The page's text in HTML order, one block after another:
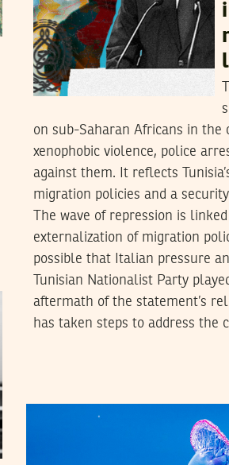
on sub-Saharan Africans in the
xenophobic violence, police
against them. It reflects
migration policies and a
The wave of repression is
externalization of migration
possible that Italian pressure
Tunisian Nationalist Party
aftermath of the statement’s
has taken steps to address the